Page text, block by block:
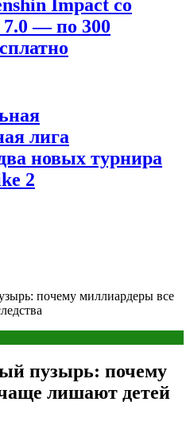
Impact со
7.0 — по 300
лига
новых турнира
2
почему миллиардеры все
пузырь: почему
лишают детей